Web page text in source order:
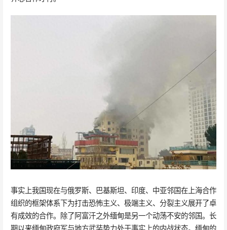
事实上我国现在与俄罗斯、巴基斯坦、印度、中亚邻国在上海合作
组织的框架体系下为打击恐怖主义、极端主义、分裂主义展开了卓
有成效的合作。除了阿富汗之外缅甸是另一个动荡不安的邻国。长